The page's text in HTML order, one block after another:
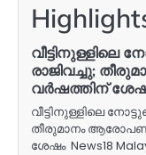
വീട്ടിനുള്ളിലെ
രാജിവച്ചു;
വർഷത്തിന് ശേഷം
വീട്ടിനുള്ളിലെ
തീരുമാനം
ശേഷം News18